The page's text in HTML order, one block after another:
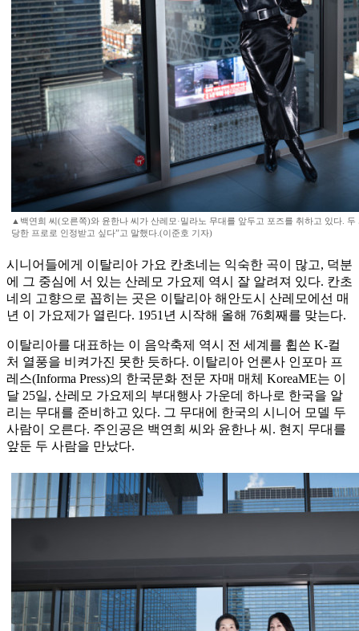
▲백연희 씨(오른쪽)와 윤한나 씨가 산레모·밀라노 무대를 앞두고 포즈를 취하고 있다.
당한 프로로 인정받고 싶다”고 말했다.(이준호 기자)
시니어들에게 이탈리아 가요 칸초네는 익숙한 곡이 많고, 덕분
에 그 중심에 서 있는 산레모 가요제 역시 잘 알려져 있다. 칸초
네의 고향으로 꼽히는 곳은 이탈리아 해안도시 산레모에선 매
년 이 가요제가 열린다. 1951년 시작해 올해 76회째를 맞는다.
이탈리아를 대표하는 이 음악축제 역시 전 세계를 휩쓴 K-컬
처 열풍을 비켜가진 못한 듯하다. 이탈리아 언론사 인포마 프
레스(Informa Press)의 한국문화 전문 자매 매체 KoreaME는 이
달 25일, 산레모 가요제의 부대행사 가운데 하나로 한국을 알
리는 무대를 준비하고 있다. 그 무대에 한국의 시니어 모델 두
사람이 오른다. 주인공은 백연희 씨와 윤한나 씨. 현지 무대를
앞둔 두 사람을 만났다.